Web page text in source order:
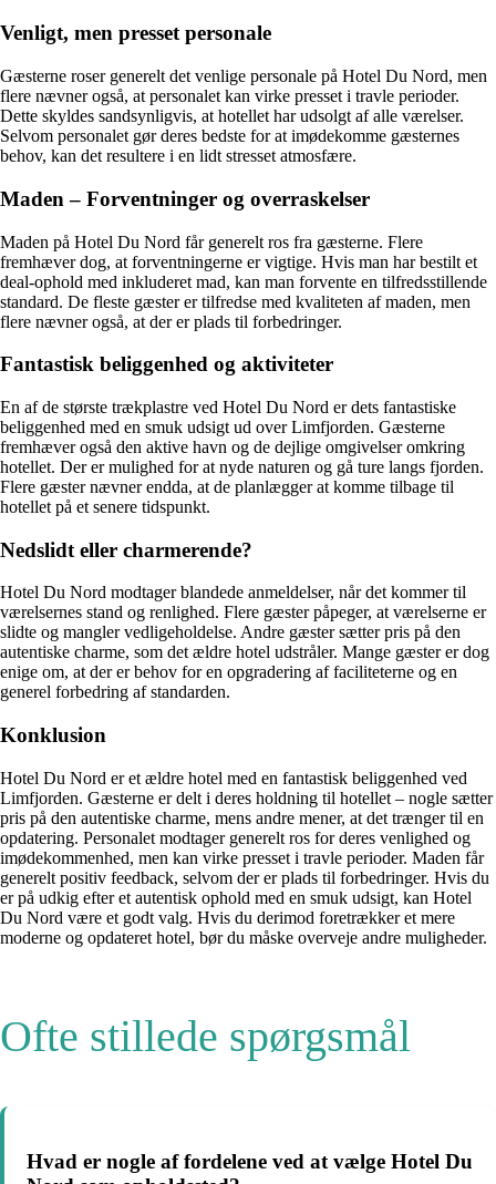
Venligt, men presset personale
Gæsterne roser generelt det venlige personale på Hotel Du Nord, men
flere nævner også, at personalet kan virke presset i travle perioder.
Dette skyldes sandsynligvis, at hotellet har udsolgt af alle værelser.
Selvom personalet gør deres bedste for at imødekomme gæsternes
behov, kan det resultere i en lidt stresset atmosfære.
Maden – Forventninger og overraskelser
Maden på Hotel Du Nord får generelt ros fra gæsterne. Flere
fremhæver dog, at forventningerne er vigtige. Hvis man har bestilt et
deal-ophold med inkluderet mad, kan man forvente en tilfredsstillende
standard. De fleste gæster er tilfredse med kvaliteten af maden, men
flere nævner også, at der er plads til forbedringer.
Fantastisk beliggenhed og aktiviteter
En af de største trækplastre ved Hotel Du Nord er dets fantastiske
beliggenhed med en smuk udsigt ud over Limfjorden. Gæsterne
fremhæver også den aktive havn og de dejlige omgivelser omkring
hotellet. Der er mulighed for at nyde naturen og gå ture langs fjorden.
Flere gæster nævner endda, at de planlægger at komme tilbage til
hotellet på et senere tidspunkt.
Nedslidt eller charmerende?
Hotel Du Nord modtager blandede anmeldelser, når det kommer til
værelsernes stand og renlighed. Flere gæster påpeger, at værelserne er
slidte og mangler vedligeholdelse. Andre gæster sætter pris på den
autentiske charme, som det ældre hotel udstråler. Mange gæster er dog
enige om, at der er behov for en opgradering af faciliteterne og en
generel forbedring af standarden.
Konklusion
Hotel Du Nord er et ældre hotel med en fantastisk beliggenhed ved
Limfjorden. Gæsterne er delt i deres holdning til hotellet – nogle sætter
pris på den autentiske charme, mens andre mener, at det trænger til en
opdatering. Personalet modtager generelt ros for deres venlighed og
imødekommenhed, men kan virke presset i travle perioder. Maden får
generelt positiv feedback, selvom der er plads til forbedringer. Hvis du
er på udkig efter et autentisk ophold med en smuk udsigt, kan Hotel
Du Nord være et godt valg. Hvis du derimod foretrækker et mere
moderne og opdateret hotel, bør du måske overveje andre muligheder.
Ofte stillede spørgsmål
Hvad er nogle af fordelene ved at vælge Hotel Du